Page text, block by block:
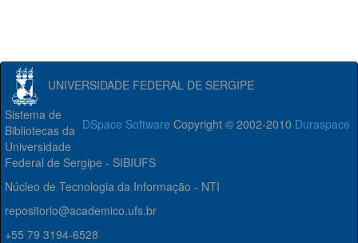
UNIVERSIDADE FEDERAL DE SERGIPE
DSpace Software Copyright © 2002-2010 Duraspace
Sistema de
Bibliotecas da
Universidade
Federal de Sergipe - SIBIUFS
Núcleo de Tecnologia da Informação - NTI
repositorio@academico.ufs.br
+55 79 3194-6528